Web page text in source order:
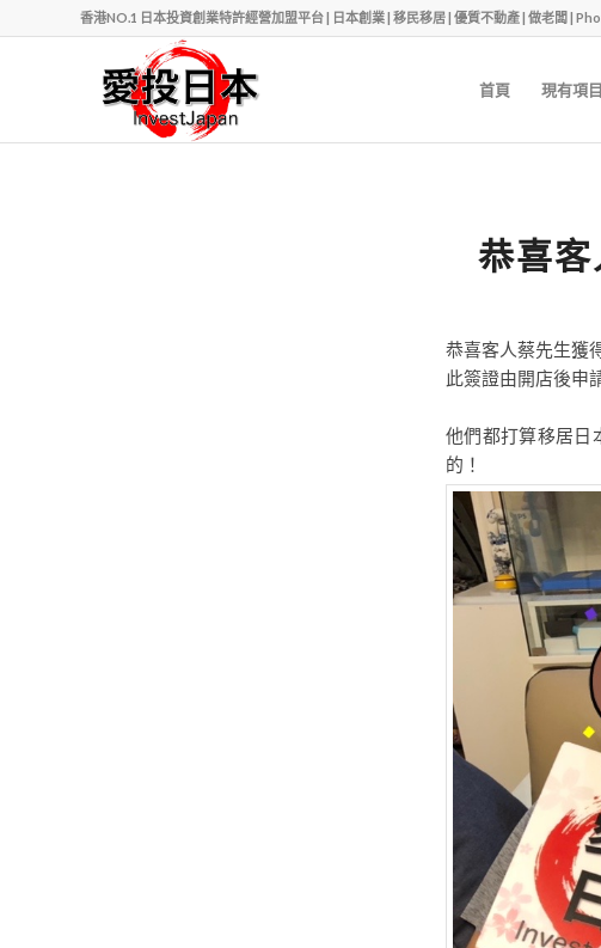
香港NO.1 日本投資創業特許經營加盟平台 | 日本創業 | 移民移居 | 優質不動產 | 做老闆 |
首頁 現有項目
恭喜客
恭喜客人蔡先生獲
此簽證由開店後申
他們都打算移居日
的！